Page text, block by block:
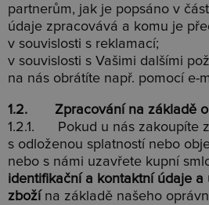
partnerům, jak je popsáno v
údaje zpracovává a komu je
v souvislosti s reklamací;
v souvislosti s Vašimi dalšími
na nás obrátíte např. pomocí e-
1.2. Zpracování na základě
1.2.1. Pokud u nás zakoupíte
s odloženou splatností nebo
nebo s námi uzavřete kupní
identifikační a kontaktní údaje a
zboží na základě našeho